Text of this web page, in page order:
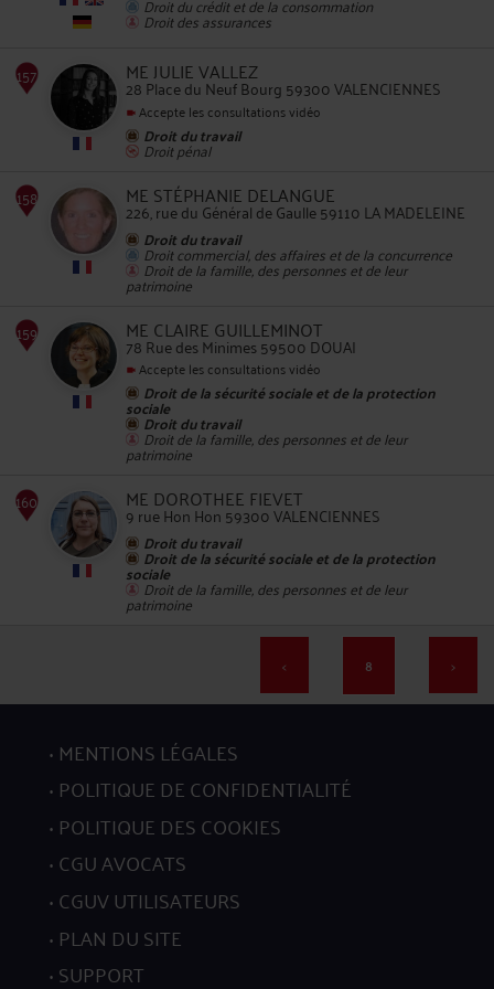
154
156
Droit des assurances
157
ME JULIE VALLEZ
28 Place du Neuf Bourg 59300 VALENCIENNES
Accepte les consultations vidéo
Droit du travail
Droit pénal
ME STÉPHANIE DELANGUE
226, rue du Général de Gaulle 59110 LA MADELEINE
Droit du travail
Droit commercial, des affaires et de la concurrence
Droit de la famille, des personnes et de leur
patrimoine
ME CLAIRE GUILLEMINOT
78 Rue des Minimes 59500 DOUAI
Accepte les consultations vidéo
Droit de la sécurité sociale et de la protection
sociale
Droit du travail
Droit de la famille, des personnes et de leur
patrimoine
ME DOROTHEE FIEVET
9 rue Hon Hon 59300 VALENCIENNES
Droit du travail
Droit de la sécurité sociale et de la protection
sociale
Droit de la famille, des personnes et de leur
patrimoine
< 8 >
MENTIONS LÉGALES
POLITIQUE DE CONFIDENTIALITÉ
POLITIQUE DES COOKIES
CGU AVOCATS
CGUV UTILISATEURS
PLAN DU SITE
SUPPORT